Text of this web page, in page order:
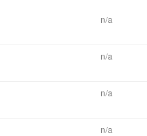
n/a
n/a
n/a
n/a